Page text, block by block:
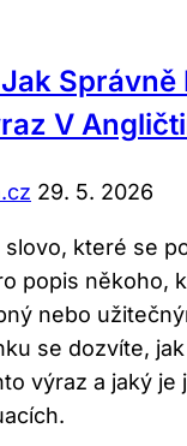
Správně
V
29. 5. 2026
slovo, které se
popis někoho,
nebo
se dozvíte,
výraz a jaký je